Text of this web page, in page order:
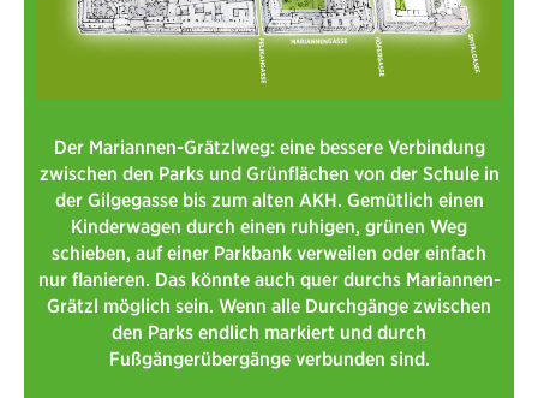
Der Mariannen-Grätzlweg: eine bessere Verbindung
zwischen den Parks und Grünflächen von der Schule in
der Gilgegasse bis zum alten AKH. Gemütlich einen
Kinderwagen durch einen ruhigen, grünen Weg
schieben, auf einer Parkbank verweilen oder einfach
nur flanieren. Das könnte auch quer durchs Mariannen-
Grätzl möglich sein. Wenn alle Durchgänge zwischen
den Parks endlich markiert und durch
Fußgängerübergänge verbunden sind.